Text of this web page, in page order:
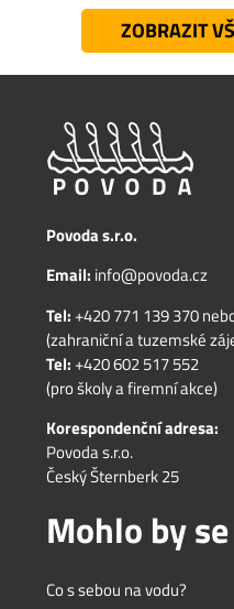
ZOBRAZIT
Povoda s.r.o.
Email: info@povoda.cz
Tel:+420 771 139 370
(zahraniční a tuzemské
Tel:+420 602 517 552
(pro školy a firemní akce)
Korespondenční adresa:
Povoda s.r.o.
Český Šternberk 25
Mohlo by
Co s sebou na vodu?